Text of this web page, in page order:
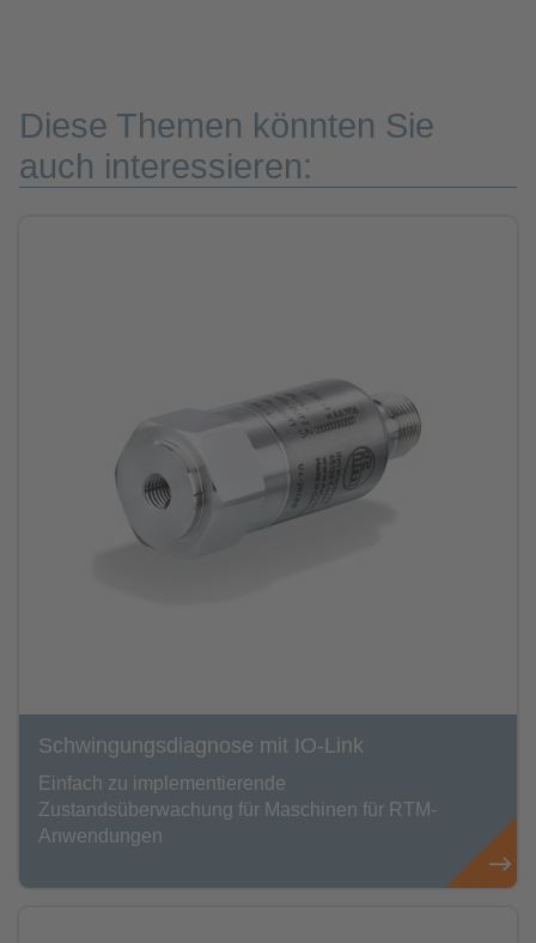
Diese Themen könnten Sie
auch interessieren:
Schwingungsdiagnose mit IO-Link
Einfach zu implementierende
Zustandsüberwachung für Maschinen für RTM-
Anwendungen